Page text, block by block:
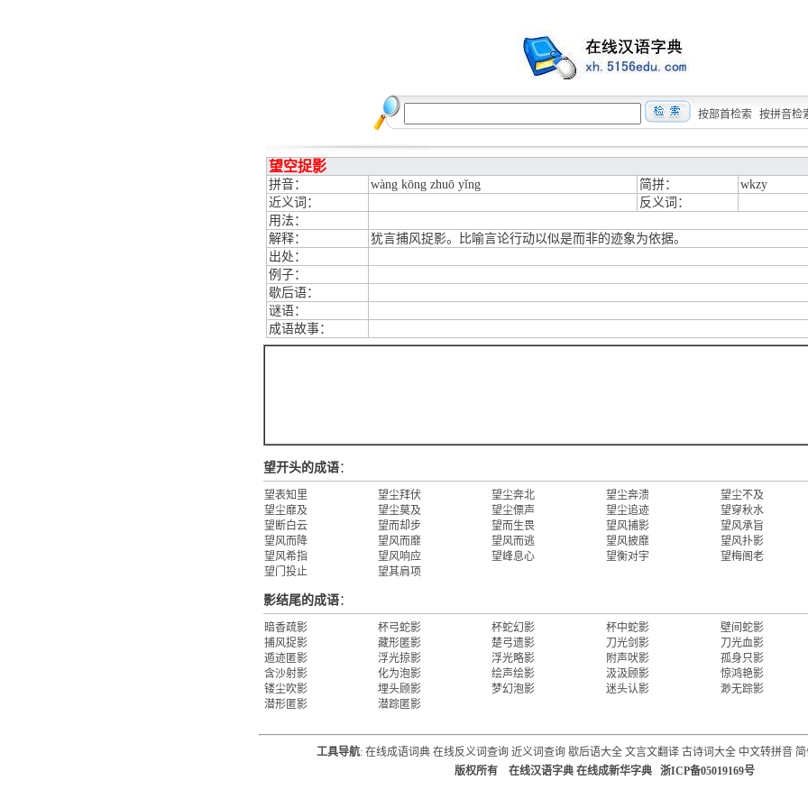
按部首检索 按拼音检
望空捉影
拼音： wàng kōng zhuō yǐng 简拼：
wkzy
近义词：
反义词：
用法：
解释：
犹言捕风捉影。比喻言论行动以似是而非的迹象为依据。
出处：
例子：
歇后语：
谜语：
成语故事：
望开头的成语：
望表知里 望尘拜伏 望尘奔北 望尘奔溃
望尘不及
望尘靡及
望尘莫及 望尘僄声 望尘追迹
望穿秋水
望断白云
望而却步 望而生畏 望风捕影
望风承旨
望风而降
望风而靡 望风而逃 望风披靡
望风扑影
望风希指
望风响应 望峰息心 望衡对宇
望梅阁老
望门投止
望其肩项
影结尾的成语：
暗香疏影 杯弓蛇影 杯蛇幻影 杯中蛇影
壁间蛇影
捕风捉影
藏形匿影 楚弓遗影 刀光剑影
刀光血影
遁迹匿影
浮光掠影 浮光略影 附声吠影
孤身只影
含沙射影
化为泡影 绘声绘影 汲汲顾影
惊鸿艳影
镂尘吹影
埋头顾影 梦幻泡影 迷头认影
渺无踪影
潜形匿影
潜踪匿影
工具导航: 在线成语词典 在线反义词查询 近义词查询 歇后语大全 文言文翻译 古诗词大全 中文转拼音
版权所有 在线汉语字典 在线成新华字典 浙ICP备05019169号